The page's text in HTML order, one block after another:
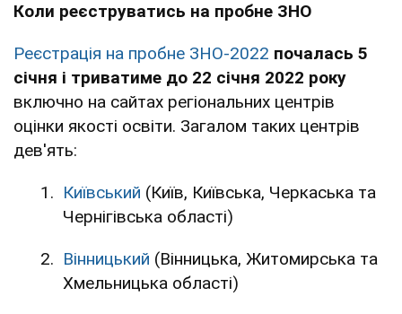
Коли реєструватись на пробне ЗНО
Реєстрація на пробне ЗНО-2022 почалась 5
січня і триватиме до 22 січня 2022 року
включно на сайтах регіональних центрів
оцінки якості освіти. Загалом таких центрів
дев'ять:
Київський (Київ, Київська, Черкаська та
Чернігівська області)
Вінницький (Вінницька, Житомирська та
Хмельницька області)